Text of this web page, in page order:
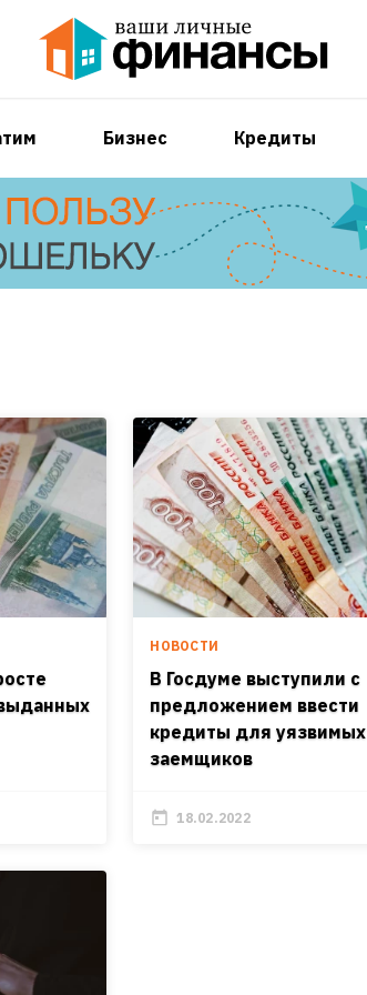
Бизнес Кредиты
НОВОСТИ
В Госдуме выступили с
предложением ввести
кредиты для уязвимых
заемщиков
18.02.2022